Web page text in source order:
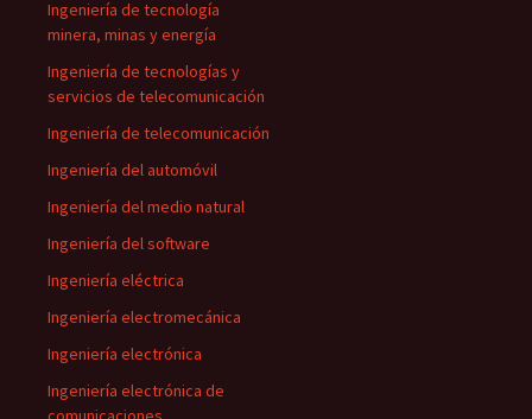
Ingeniería de tecnología
minera, minas y energía
Ingeniería de tecnologías y
servicios de telecomunicación
Ingeniería de telecomunicación
Ingeniería del automóvil
Ingeniería del medio natural
Ingeniería del software
Ingeniería eléctrica
Ingeniería electromecánica
Ingeniería electrónica
Ingeniería electrónica de